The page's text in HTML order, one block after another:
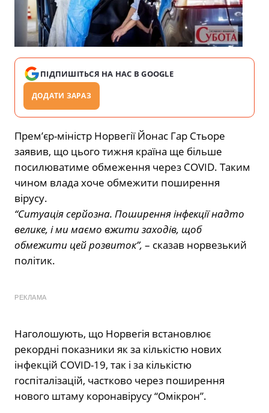
ПІДПИШІТЬСЯ НА НАС В GOOGLE
ДОДАТИ ЗАРАЗ
Прем’єр-міністр Норвегії Йонас Гар Стьоре
заявив, що цього тижня країна ще більше
посилюватиме обмеження через COVID. Таким
чином влада хоче обмежити поширення
вірусу.
“Ситуація серйозна. Поширення інфекції надто
велике, і ми маємо вжити заходів, щоб
обмежити цей розвиток”, – сказав норвезький
політик.
РЕКЛАМА
Наголошують, що Норвегія встановлює
рекордні показники як за кількістю нових
інфекцій COVID-19, так і за кількістю
госпіталізацій, частково через поширення
нового штаму коронавірусу “Омікрон”.